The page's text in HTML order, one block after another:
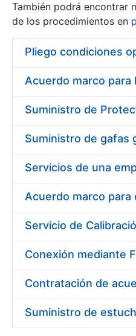
Erakutsi/Ezkutatu
También podrá encontrar
de los procedimientos en